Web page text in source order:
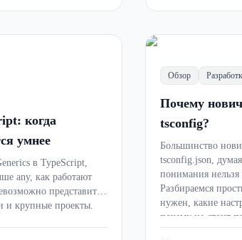
TS2345 и других
когда
умнее
в TypeScript,
any, как работают
представить
и крупные проекты.
Обзор
Почему
tsconfig?
Большинство
tsconfig.json,
понимания нельзя
Разбираемся
нужен, какие
почему не стоит
непонятных